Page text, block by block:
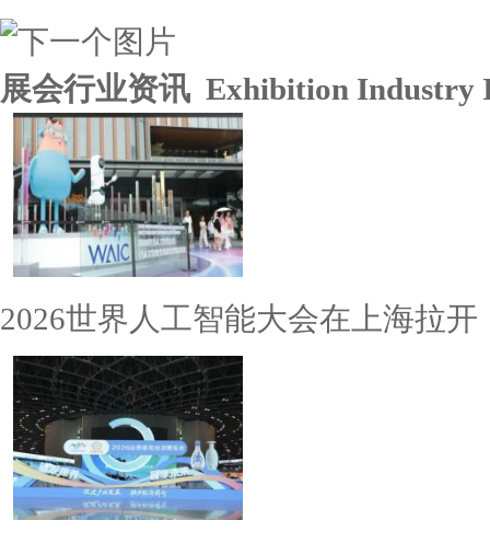
展会行业资讯 Exhibition Industry
2026世界人工智能大会在上海拉开